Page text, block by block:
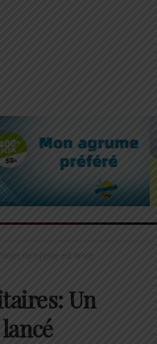
de riposte est lancé
Un